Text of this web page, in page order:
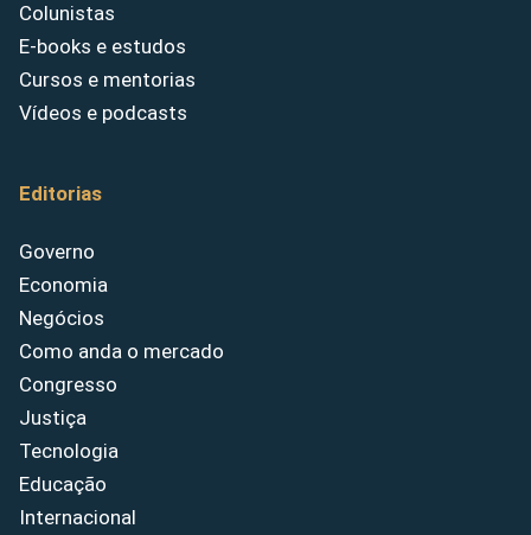
Colunistas
E-books e estudos
Cursos e mentorias
Vídeos e podcasts
Editorias
Governo
Economia
Negócios
Como anda o mercado
Congresso
Justiça
Tecnologia
Educação
Internacional